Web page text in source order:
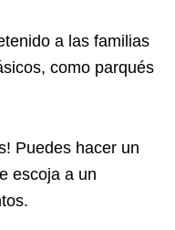
a las familias
como parqués
Puedes hacer un
escoja a un